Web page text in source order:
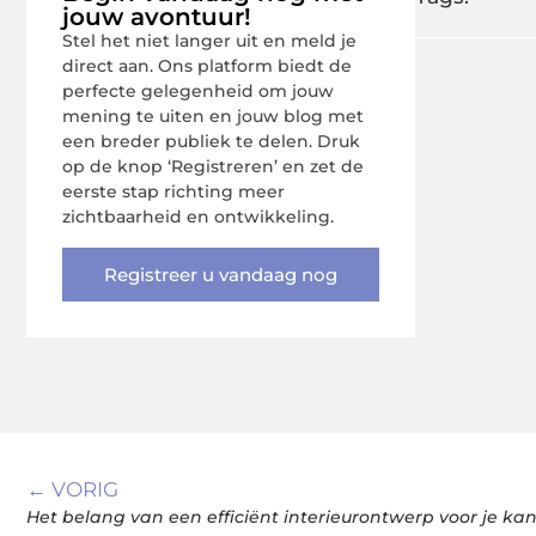
jouw avontuur!
Stel het niet langer uit en meld je
direct aan. Ons platform biedt de
perfecte gelegenheid om jouw
mening te uiten en jouw blog met
een breder publiek te delen. Druk
op de knop ‘Registreren’ en zet de
eerste stap richting meer
zichtbaarheid en ontwikkeling.
Registreer u vandaag nog
← VORIG
Het belang van een efficiënt interieurontwerp voor je